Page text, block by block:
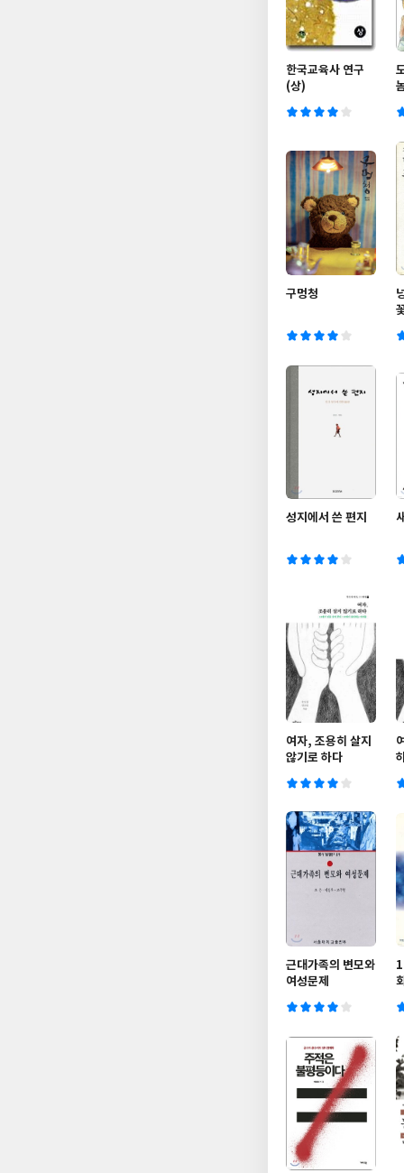
한국교육사 연구
(상)
구멍청
성지에서 쓴 편지
여자, 조용히 살지
않기로 하다
근대가족의 변모와
여성문제